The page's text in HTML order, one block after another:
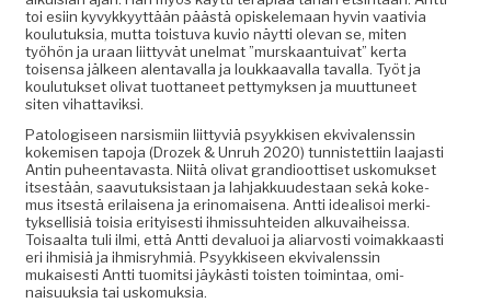
toi esi­in kyvykkyyt­tään päästä opiskele­maan hyvin vaa­tivia
koulu­tuk­sia, mut­ta tois­tu­va kuvio näyt­ti ole­van se, miten
työhön ja uraan liit­tyvät unel­mat ”murskaan­tu­i­v­at” ker­ta
toisen­sa jäl­keen alen­taval­la ja loukkaaval­la taval­la. Työt ja
koulu­tuk­set oli­vat tuot­ta­neet pet­tymyk­sen ja muut­tuneet
siten vihattaviksi.
Patol­o­giseen nar­sis­mi­in liit­tyviä psyykkisen ekvi­valenssin
kokemisen tapo­ja (Drozek & Unruh 2020) tun­nis­tet­ti­in laa­jasti
Antin puheen­tavas­ta. Niitä oli­vat grandioot­tiset usko­muk­set
itses­tään, saavu­tuk­sis­taan ja lah­jakku­ud­estaan sekä koke­
mus itses­tä eri­laise­na ja eri­no­maise­na. Antti ide­al­isoi merk­i­
tyk­sel­lisiä toisia eri­tyis­es­ti ihmis­suhtei­den alku­vai­heis­sa.
Toisaal­ta tuli ilmi, että Antti deval­u­oi ja aliar­vosti voimakkaasti
eri ihmisiä ja ihmis­ryh­miä. Psyykkiseen ekvi­valenssin
mukaises­ti Antti tuomit­si jäykästi tois­t­en toim­intaa, omi­
naisuuk­sia tai uskomuksia.